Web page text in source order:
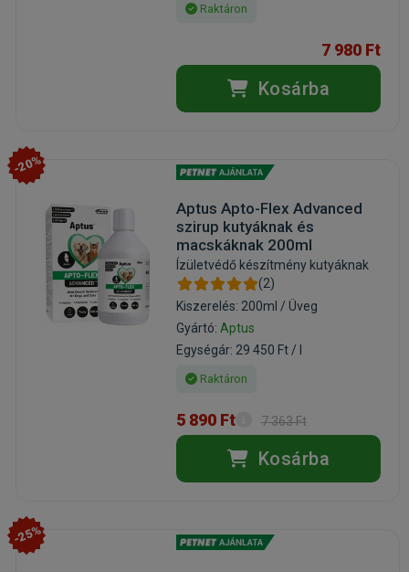
Raktáron
7 980 Ft
Kosárba
-20%
Aptus Apto-Flex Advanced
szirup kutyáknak és
macskáknak 200ml
Ízületvédő készítmény kutyáknak
(2)
Kiszerelés: 200ml / Üveg
Gyártó: Aptus
Egységár: 29 450 Ft / l
Raktáron
5 890 Ft 7 363 Ft
Kosárba
-25%